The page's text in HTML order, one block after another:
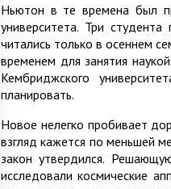
Ньютон в те времена был
университета. Три
читались только в осеннем
временем для занятия
Кембриджского
планировать.
Новое нелегко пробивает
взгляд кажется по меньшей
закон утвердился.
исследовали космические